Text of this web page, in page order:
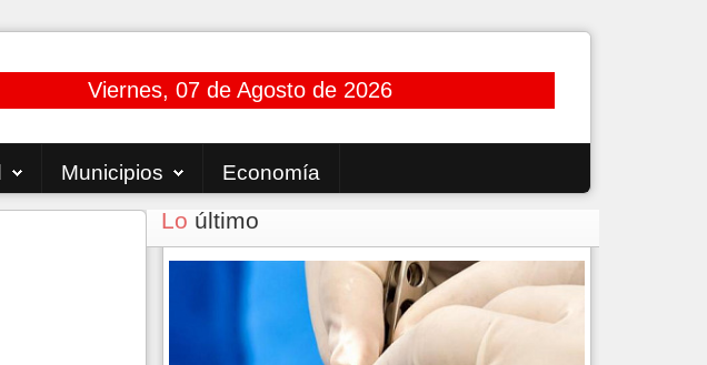
Viernes, 07 de Agosto de 2026
Municipios Economía
Lo último